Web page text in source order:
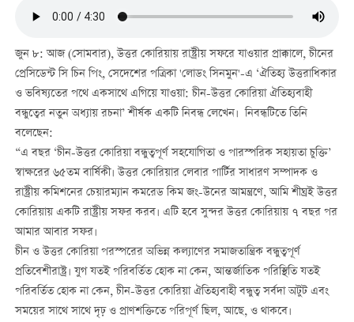
জুন ৮: আজ (সোমবার), উত্তর কোরিয়ায় রাষ্ট্রীয় সফরে যাওয়ার প্রাক্কালে, চীনের
প্রেসিডেন্ট সি চিন পিং, সেদেশের পত্রিকা 'লোডং সিনমুন'-এ ‘ঐতিহ্য উত্তরাধিকার
ও ভবিষ্যতের পথে একসাথে এগিয়ে যাওয়া: চীন-উত্তর কোরিয়া ঐতিহ্যবাহী
বন্ধুত্বের নতুন অধ্যায় রচনা’ শীর্ষক একটি নিবন্ধ লেখেন। নিবন্ধটিতে তিনি
বলেছেন:
“এ বছর ‘চীন-উত্তর কোরিয়া বন্ধুত্বপূর্ণ সহযোগিতা ও পারস্পরিক সহায়তা চুক্তি’
স্বাক্ষরের ৬৫তম বার্ষিকী। উত্তর কোরিয়ার লেবার পার্টির সাধারণ সম্পাদক ও
রাষ্ট্রীয় কমিশনের চেয়ারম্যান কমরেড কিম জং-উনের আমন্ত্রণে, আমি শীঘ্রই উত্তর
কোরিয়ায় একটি রাষ্ট্রীয় সফর করব। এটি হবে সুন্দর উত্তর কোরিয়ায় ৭ বছর পর
আমার আবার সফর।
চীন ও উত্তর কোরিয়া পরস্পরের অভিন্ন কল্যাণের সমাজতান্ত্রিক বন্ধুত্বপূর্ণ
প্রতিবেশীরাষ্ট্র। যুগ যতই পরিবর্তিত হোক না কেন, আন্তর্জাতিক পরিস্থিতি যতই
পরিবর্তিত হোক না কেন, চীন-উত্তর কোরিয়া ঐতিহ্যবাহী বন্ধুত্ব সর্বদা অটুট এবং
সময়ের সাথে সাথে দৃঢ় ও প্রাণশক্তিতে পরিপূর্ণ ছিল, আছে, ও থাকবে।